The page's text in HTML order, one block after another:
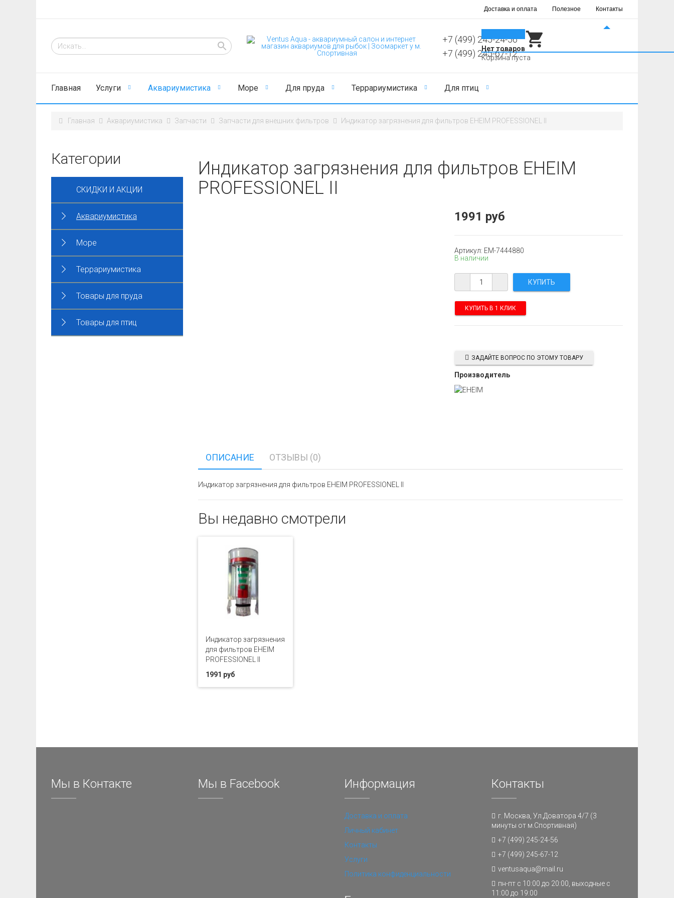
Доставка и оплата Полезное Контакты
+7 (499) 245-24-56
+7 (499) 245-67-12
Нет товаров
Корзина пуста
Главная Услуги Аквариумистика Море Для пруда Террариумистика Для птиц
Главная Аквариумистика Запчасти Запчасти для внешних фильтров Индикатор загрязнения для фильтров EHEIM PROFESSIONEL II
Индикатор загрязнения для фильтров EHEIM
PROFESSIONEL II
1991 руб
Артикул: EM-7444880
В наличии
КУПИТЬ В 1 КЛИК
ЗАДАЙТЕ ВОПРОС ПО ЭТОМУ ТОВАРУ
Производитель
ОПИСАНИЕ ОТЗЫВЫ (0)
Индикатор загрязнения для фильтров EHEIM PROFESSIONEL II
Вы недавно смотрели
Индикатор загрязнения
для фильтров EHEIM
PROFESSIONEL II
1991 руб
Категории
СКИДКИ И АКЦИИ
Аквариумистика
Море
Террариумистика
Товары для пруда
Товары для птиц
Мы в Контакте Мы в Facebook Информация
Доставка и оплата
Личный кабинет
Контакты
Услуги
Политика конфиденциальности
Контакты
г. Москва, Ул.Доватора 4/7 (3
минуты от м.Спортивная)
+7 (499) 245-24-56
+7 (499) 245-67-12
ventusaqua@mail.ru
пн-пт с 10:00 до 20:00, выходные с
11:00 до 19:00